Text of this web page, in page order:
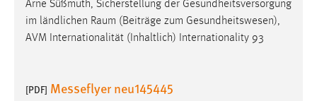
Arne Süßmuth, Sicherstellung der Gesundheitsversorgung
im ländlichen Raum (Beiträge zum Gesundheitswesen),
AVM Internationalität (Inhaltlich) Internationality 93
[PDF] Messeflyer neu145445